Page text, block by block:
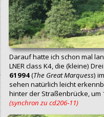
Darauf hatte ich schon mal
LNER class K4, die (kleine)
61994(The Great Marquess)
sehen natürlich leicht
hinter der Straßenbrücke, um
(synchron zu cd206‑11)